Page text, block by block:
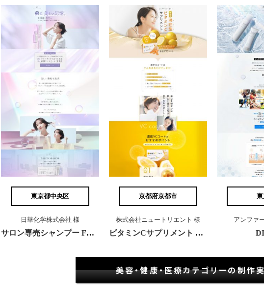
東京都中央区
日華化学株式会社 様
サロン専売シャンプー FLOWDIA
京都府京都市
株式会社ニュートリエント 様
ビタミンCサプリメント 濃密VCコート
アンファ
美容・健康・医療カテゴリーの制作